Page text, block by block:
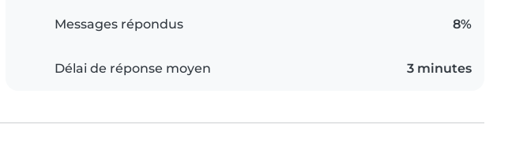
Messages répondus 8%
Délai de réponse moyen 3 minutes